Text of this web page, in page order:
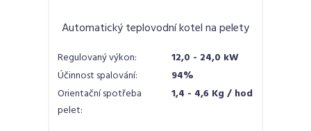
Automatický teplovodní kotel na pelety
Regulovaný výkon:
12,0 - 24,0 kW
Účinnost spalování:
94%
Orientační spotřeba
pelet:
1,4 - 4,6 Kg / hod